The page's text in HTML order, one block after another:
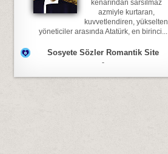
kenarından sarsılmaz
azmiyle kurtaran,
kuvvetlendiren, yükselten
yöneticiler arasında Atatürk, en birinci...
Sosyete Sözler Romantik Site
-